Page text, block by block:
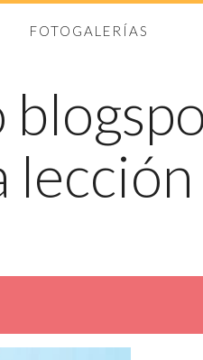
FOTOGALERÍAS